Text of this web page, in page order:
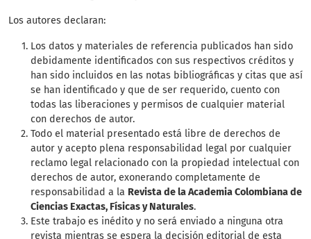
Los autores declaran:
Los datos y materiales de referencia publicados han sido
debidamente identificados con sus respectivos créditos y
han sido incluidos en las notas bibliográficas y citas que así
se han identificado y que de ser requerido, cuento con
todas las liberaciones y permisos de cualquier material
con derechos de autor.
Todo el material presentado está libre de derechos de
autor y acepto plena responsabilidad legal por cualquier
reclamo legal relacionado con la propiedad intelectual con
derechos de autor, exonerando completamente de
responsabilidad a la Revista de la Academia Colombiana de
Ciencias Exactas, Físicas y Naturales.
Este trabajo es inédito y no será enviado a ninguna otra
revista mientras se espera la decisión editorial de esta